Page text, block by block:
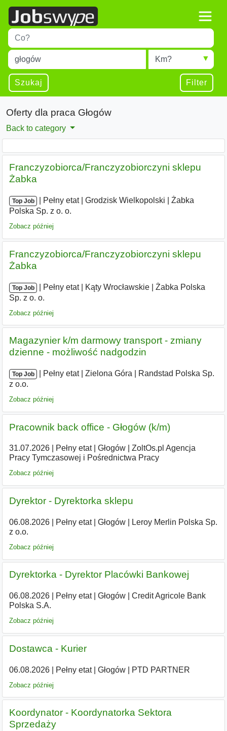
Title
Type 1 or more characters for results.
Miejscowość
Type 1 or more characters for results.
Radius
Szukaj Filter
Oferty dla praca Głogów
Back to category
Franczyzobiorca/Franczyzobiorczyni sklepu
Żabka
Top Job Pełny etat| Grodzisk Wielkopolski
Żabka
Polska Sp. z o. o.
Zobacz później
Franczyzobiorca/Franczyzobiorczyni sklepu
Żabka
Top Job Pełny etat| Kąty Wrocławskie
Żabka Polska
Sp. z o. o.
Zobacz później
Magazynier k/m darmowy transport - zmiany
dzienne - możliwość nadgodzin
Top Job Pełny etat| Zielona Góra
Randstad Polska Sp.
z o.o.
Zobacz później
Pracownik back office - Głogów (k/m)
31.07.2026| Pełny etat| Głogów|
ZoltOs.pl Agencja
Pracy Tymczasowej i Pośrednictwa Pracy
Zobacz później
Dyrektor - Dyrektorka sklepu
06.08.2026| Pełny etat| Głogów|
Leroy Merlin Polska Sp.
z o.o.
Zobacz później
Dyrektorka - Dyrektor Placówki Bankowej
06.08.2026| Pełny etat| Głogów|
Credit Agricole Bank
Polska S.A.
Zobacz później
Dostawca - Kurier
06.08.2026| Pełny etat| Głogów| PTD PARTNER
Zobacz później
Koordynator - Koordynatorka Sektora
Sprzedaży